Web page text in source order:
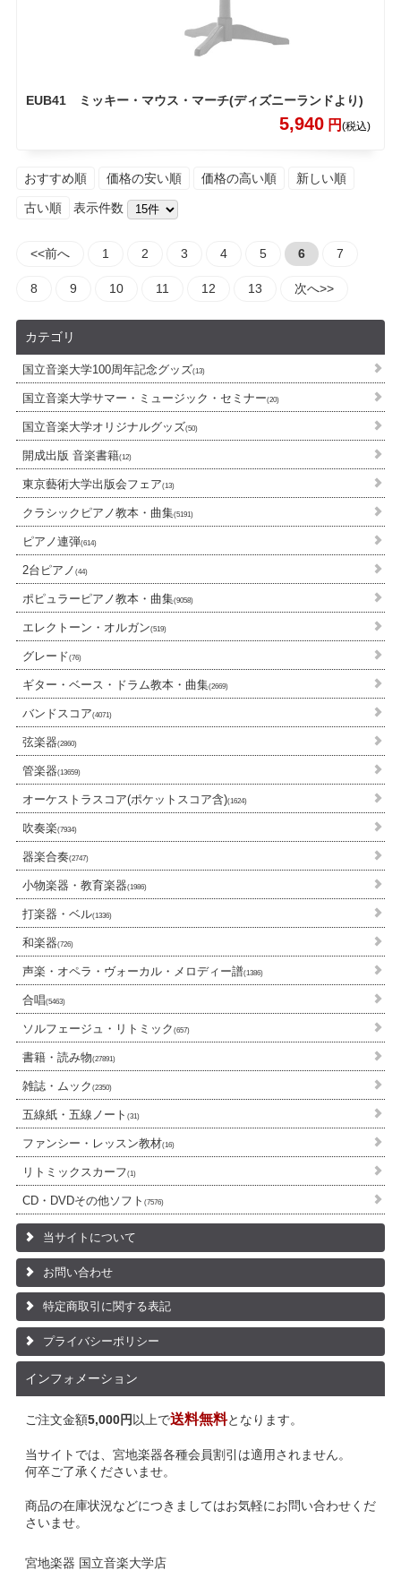
カテゴリ
国立音楽大学100周年記念グッズ(13)
国立音楽大学サマー・ミュージック・セミナー(20)
国立音楽大学オリジナルグッズ(50)
開成出版 音楽書籍(12)
東京藝術大学出版会フェア(13)
クラシックピアノ教本・曲集(5191)
ピアノ連弾(614)
2台ピアノ (44)
ポピュラーピアノ教本・曲集(9058)
エレクトーン・オルガン(519)
グレード(76)
ギター・ベース・ドラム教本・曲集(2669)
バンドスコア(4071)
弦楽器(2860)
管楽器(13659)
オーケストラスコア(ポケットスコア含)(1624)
吹奏楽(7934)
器楽合奏(2747)
小物楽器・教育楽器(1986)
打楽器・ベル(1336)
和楽器(726)
声楽・オペラ・ヴォーカル・メロディー譜(1386)
合唱(5463)
ソルフェージュ・リトミック (657)
書籍・読み物(27891)
雑誌・ムック (2350)
五線紙・五線ノート (31)
ファンシー・レッスン教材(16)
リトミックスカーフ(1)
CD・DVDその他ソフト (7576)
当サイトについて
お問い合わせ
特定商取引に関する表記
プライバシーポリシー
インフォメーション
ご注文金額5,000円 以上で送料無料となります。
当サイトでは、宮地楽器各種会員割引は適用されません。
何卒ご了承くださいませ。
商品の在庫状況などにつきましてはお気軽にお問い合わせくだ
さいませ。
宮地楽器 国立音楽大学店
EUB41 ミッキー・マウス・マーチ(ディズニーランドより)
5,940 円(税込)
おすすめ順 価格の安い順 価格の高い順 新しい順
古い順 表示件数
<<前へ 1 2 3 4 5 6 7
8 9 10 11 12 13 次へ>>